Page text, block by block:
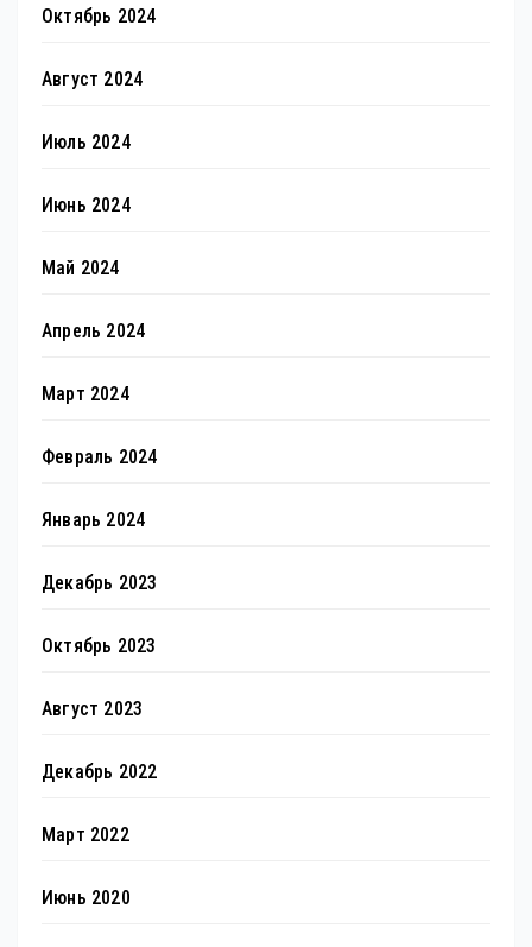
Октябрь 2024
Август 2024
Июль 2024
Июнь 2024
Май 2024
Апрель 2024
Март 2024
Февраль 2024
Январь 2024
Декабрь 2023
Октябрь 2023
Август 2023
Декабрь 2022
Март 2022
Июнь 2020